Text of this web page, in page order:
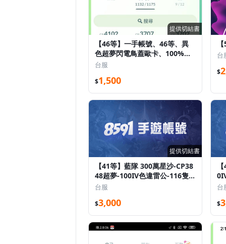
提供切結書
【46等】一手帳號、46等、異
色超夢閃電鳥蓋歐卡、100%烈
咬陸鯊、100%超夢、49異色
台服
$1,500
台
$
提供切結書
【41等】藍隊 300萬星沙-CP38
48超夢-100IV色違雷公-116隻
異色 乾淨號
台服
$3,000
台
$